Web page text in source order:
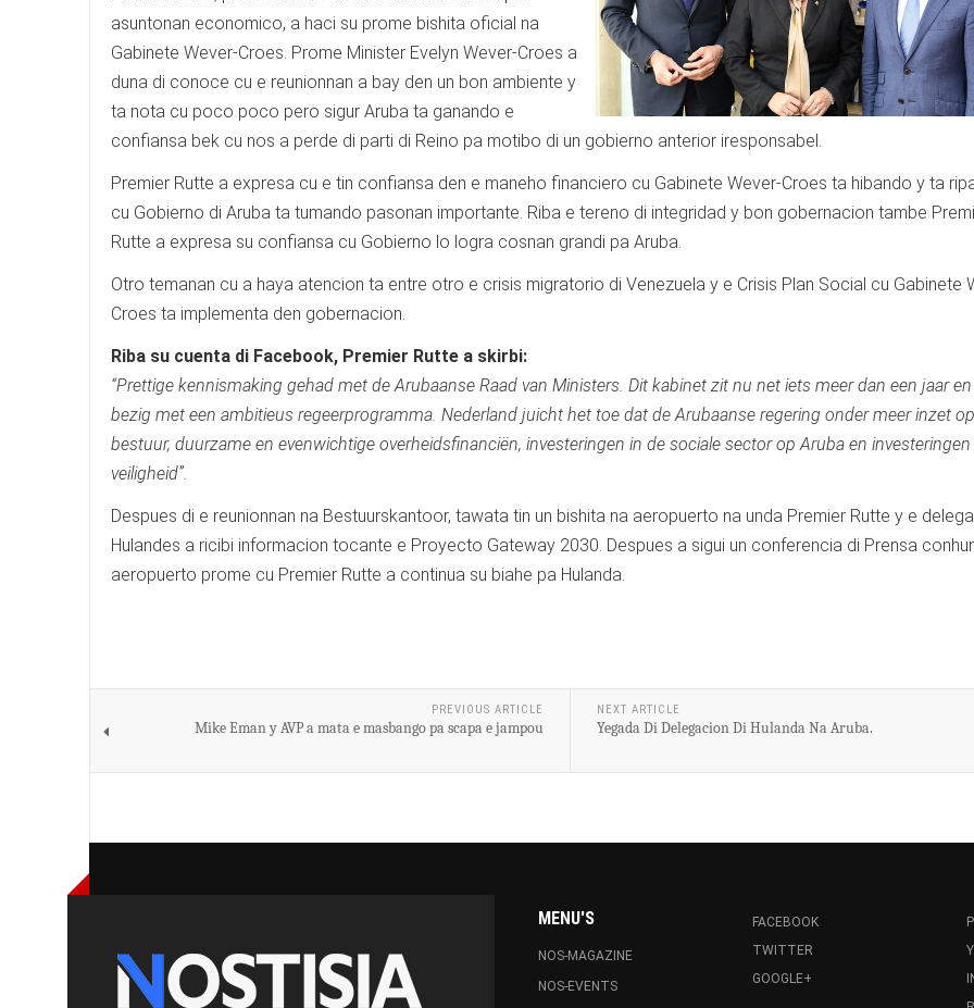
asuntonan economico, a haci su prome bishita oficial na
Gabinete Wever-Croes. Prome Minister Evelyn Wever-Croes a
duna di conoce cu e reunionnan a bay den un bon ambiente y
ta nota cu poco poco pero sigur Aruba ta ganando e
confiansa bek cu nos a perde di parti di Reino pa motibo di un gobierno anterior iresponsabel.
Premier Rutte a expresa cu e tin confiansa den e maneho financiero cu Gabinete Wever-Croes ta hibando y ta
cu Gobierno di Aruba ta tumando pasonan importante. Riba e tereno di integridad y bon gobernacion tambe
Rutte a expresa su confiansa cu Gobierno lo logra cosnan grandi pa Aruba.
Otro temanan cu a haya atencion ta entre otro e crisis migratorio di Venezuela y e Crisis Plan Social cu Gabinete
Croes ta implementa den gobernacion.
Riba su cuenta di Facebook, Premier Rutte a skirbi:
“Prettige kennismaking gehad met de Arubaanse Raad van Ministers. Dit kabinet zit nu net iets meer dan een jaar
bezig met een ambitieus regeerprogramma. Nederland juicht het toe dat de Arubaanse regering onder meer inzet
bestuur, duurzame en evenwichtige overheidsfinanciën, investeringen in de sociale sector op Aruba en
veiligheid”.
Despues di e reunionnan na Bestuurskantoor, tawata tin un bishita na aeropuerto na unda Premier Rutte y e
Hulandes a ricibi informacion tocante e Proyecto Gateway 2030. Despues a sigui un conferencia di Prensa
aeropuerto prome cu Premier Rutte a continua su biahe pa Hulanda.
PREVIOUS ARTICLE
Mike Eman y AVP a mata e masbango pa scapa e jampou
NEXT ARTICLE
Yegada Di Delegacion Di Hulanda Na Aruba.
MENU'S
NOS-MAGAZINE
NOS-EVENTS
FACEBOOK
TWITTER
GOOGLE+